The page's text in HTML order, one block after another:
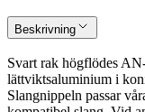
Beskrivning
Svart rak högflödes
lättviktsaluminium i
Slangnippeln passar